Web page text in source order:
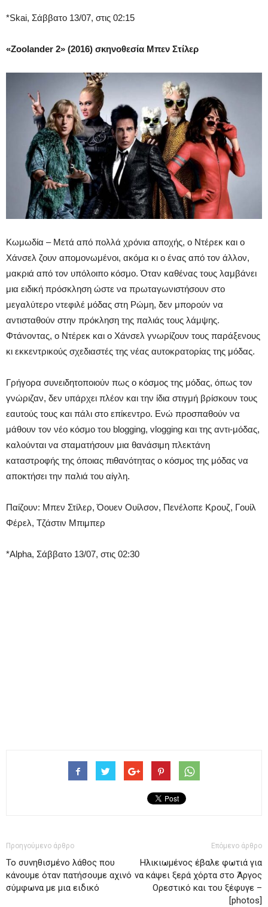
*Skai, Σάββατο 13/07, στις 02:15
«Zoolander 2» (2016) σκηνοθεσία Μπεν Στίλερ
Κωμωδία – Μετά από πολλά χρόνια αποχής, ο Ντέρεκ και ο
Χάνσελ ζουν απομονωμένοι, ακόμα κι ο ένας από τον άλλον,
μακριά από τον υπόλοιπο κόσμο. Όταν καθένας τους λαμβάνει
μια ειδική πρόσκληση ώστε να πρωταγωνιστήσουν στο
μεγαλύτερο ντεφιλέ μόδας στη Ρώμη, δεν μπορούν να
αντισταθούν στην πρόκληση της παλιάς τους λάμψης.
Φτάνοντας, ο Ντέρεκ και ο Χάνσελ γνωρίζουν τους παράξενους
κι εκκεντρικούς σχεδιαστές της νέας αυτοκρατορίας της μόδας.
Γρήγορα συνειδητοποιούν πως ο κόσμος της μόδας, όπως τον
γνώριζαν, δεν υπάρχει πλέον και την ίδια στιγμή βρίσκουν τους
εαυτούς τους και πάλι στο επίκεντρο. Ενώ προσπαθούν να
μάθουν τον νέο κόσμο του blogging, vlogging και της αντι-μόδας,
καλούνται να σταματήσουν μια θανάσιμη πλεκτάνη
καταστροφής της όποιας πιθανότητας ο κόσμος της μόδας να
αποκτήσει την παλιά του αίγλη.
Παίζουν: Μπεν Στίλερ, Όουεν Ουίλσον, Πενέλοπε Κρουζ, Γουίλ
Φέρελ, Τζάστιν Μπιμπερ
*Alpha, Σάββατο 13/07, στις 02:30
Προηγούμενο άρθρο
Το συνηθισμένο λάθος που
κάνουμε όταν πατήσουμε αχινό
σύμφωνα με μια ειδικό
Επόμενο άρθρο
Ηλικιωμένος έβαλε φωτιά για
να κάψει ξερά χόρτα στο Άργος
Ορεστικό και του ξέφυγε –
[photos]